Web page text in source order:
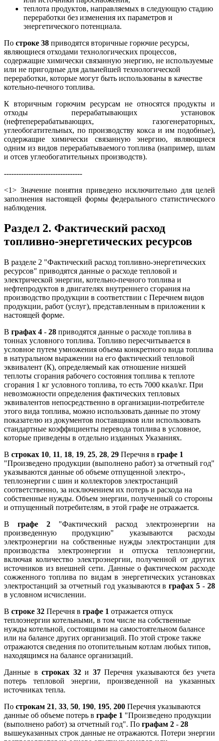
теплота продуктов, направляемых в следующую стадию
переработки без изменения их параметров и
энергетического потенциала.
По строке 38 приводятся вторичные горючие ресурсы,
являющиеся отходами технологических процессов,
содержащие химически связанную энергию, не используемые
или не пригодные для дальнейшей технологической
переработки, которые могут быть использованы в качестве
котельно-печного топлива.
К вторичным горючим ресурсам не относятся продукты и
отходы перерабатывающих установок
(нефтеперерабатывающих, газогенераторных,
углеобогатительных, по производству кокса и им подобные),
содержащие химически связанную энергию, являющиеся
одним из видов перерабатываемого топлива (например, шлам
и отсев углеобогатительных производств).
--------------------------------
<1> Значение понятия приведено исключительно для целей
заполнения настоящей формы федерального статистического
наблюдения.
Раздел 2. Фактический расход
топливно-энергетических ресурсов
В разделе 2 "Фактический расход топливно-энергетических
ресурсов" приводятся данные о расходе тепловой и
электрической энергии, котельно-печного топлива и
нефтепродуктов в двигателях внутреннего сгорания на
производство продукции в соответствии с Перечнем видов
продукции, работ (услуг), представленным в приложении к
настоящей форме.
В графах 4 - 28 приводятся данные о расходе топлива в
тоннах условного топлива. Топливо пересчитывается в
условное путем умножения объема конкретного вида топлива
в натуральном выражении на его фактический тепловой
эквивалент (К), определяемый как отношение низшей
теплоты сгорания рабочего состояния топлива к теплоте
сгорания 1 кг условного топлива, то есть 7000 ккал/кг. При
невозможности определения фактических тепловых
эквивалентов непосредственно в организации-потребителе
этого вида топлива, можно использовать данные по этому
показателю из документов поставщиков или использовать
стандартные коэффициенты перевода топлива в условное,
которые приведены в отдельно изданных Указаниях.
В строках 10, 11, 18, 19, 25, 28, 29 Перечня в графе 1
"Произведено продукции (выполнено работ) за отчетный год"
указываются данные об объеме отпущенной электро-,
теплоэнергии с шин и коллекторов электростанций
соответственно, за исключением их потерь и расхода на
собственные нужды. Объем энергии, полученный со стороны
и отпущенный потребителям, в этой графе не отражается.
В графе 2 "Фактический расход электроэнергии на
произведенную продукцию" указываются расходы
электроэнергии на собственные нужды электростанции для
производства электроэнергии и отпуска теплоэнергии,
включая количество электроэнергии, полученной от других
источников из внешней сети. Данные о фактическом расходе
сожженного топлива по видам в энергетических установках
электростанций за отчетный год указываются вграфах 5 -28
в условном исчислении.
В строке 32 Перечня в графе 1 отражается отпуск
теплоэнергии котельными, в том числе на собственные
нужды котельной, состоящими на самостоятельном балансе
или на балансе других организаций. По этой строке также
отражаются сведения по отопительным котлам любых типов,
находящимся на балансе организаций.
Данные встроках 32и 37Перечня указываются без учета
потерь тепловой энергии, произведенной на указанных
источниках тепла.
По строкам 21, 33, 50, 190, 195, 200 Перечня указываются
данные об объеме потерь в графе 1 "Произведено продукции
(выполнено работ) за отчетный год". По графам 2 - 28
вышеуказанных строк данные не отражаются. Потери энергии